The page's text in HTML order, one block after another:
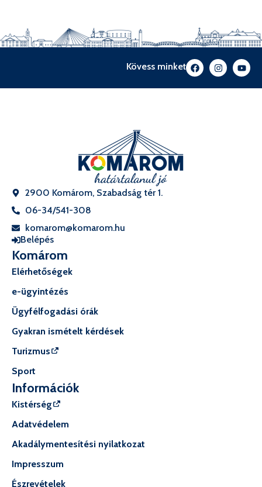
Kövess minket
2900 Komárom, Szabadság tér 1.
06-34/541-308
komarom@komarom.hu
Belépés
Komárom
Elérhetőségek
e-ügyintézés
Ügyfélfogadási órák
Gyakran ismételt kérdések
Turizmus
Sport
Információk
Kistérség
Adatvédelem
Akadálymentesítési nyilatkozat
Impresszum
Észrevételek